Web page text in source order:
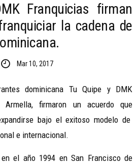
Franquicias firman
la cadena de
Mar 10, 2017
dominicana Tu Quipe y DMK
Armella, firmaron un acuerdo que
bajo el exitoso modelo de
e internacional.
el año 1994 en San Francisco de